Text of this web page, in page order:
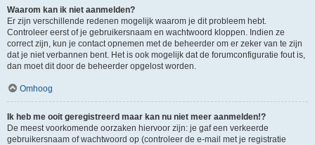
Waarom kan ik niet aanmelden?
Er zijn verschillende redenen mogelijk waarom je dit probleem hebt.
Controleer eerst of je gebruikersnaam en wachtwoord kloppen. Indien ze
correct zijn, kun je contact opnemen met de beheerder om er zeker van te zijn
dat je niet verbannen bent. Het is ook mogelijk dat de forumconfiguratie fout is,
dan moet dit door de beheerder opgelost worden.
Omhoog
Ik heb me ooit geregistreerd maar kan nu niet meer aanmelden!?
De meest voorkomende oorzaken hiervoor zijn: je gaf een verkeerde
gebruikersnaam of wachtwoord op (controleer de e-mail met je registratie